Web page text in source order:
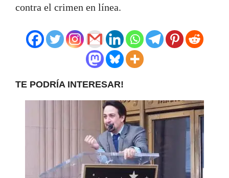
contra el crimen en línea.
TE PODRÍA INTERESAR!